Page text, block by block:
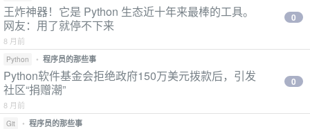
王炸神器！它是 Python 生态近十年来最棒的工具。
网友：用了就停不下来
8 月前
0
Python • 程序员的那些事
Python软件基金会拒绝政府150万美元拨款后，引发
社区“捐赠潮”
8 月前
0
Git • 程序员的那些事